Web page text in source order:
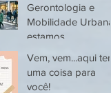
Gerontologia e
Mobilidade Urbana:
estamos
envelhecer nas
cidades?
Vem, vem...aqui tem
uma coisa para
você!